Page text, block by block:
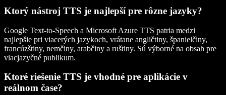
Ktorý nástroj TTS je najlepší pre rôzne jazyky?
Google Text-to-Speech a Microsoft Azure TTS patria medzi
najlepšie pri viacerých jazykoch, vrátane angličtiny, španielčiny,
francúzštiny, nemčiny, arabčiny a ruštiny. Sú výborné na obsah pre
viacjazyčné publikum.
Ktoré riešenie TTS je vhodné pre aplikácie v
reálnom čase?